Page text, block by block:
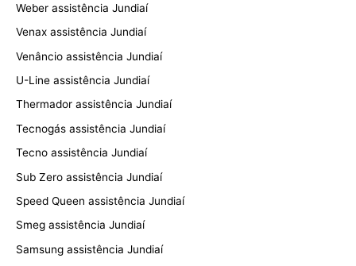
Weber assistência Jundiaí
Venax assistência Jundiaí
Venâncio assistência Jundiaí
U-Line assistência Jundiaí
Thermador assistência Jundiaí
Tecnogás assistência Jundiaí
Tecno assistência Jundiaí
Sub Zero assistência Jundiaí
Speed Queen assistência Jundiaí
Smeg assistência Jundiaí
Samsung assistência Jundiaí